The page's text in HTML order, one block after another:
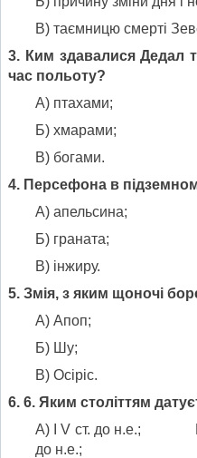
В) таємницю смерті
3. Ким здавалися Дедал
час польоту?
А) птахами;
Б) хмарами;
В) богами.
4. Персефона в
А) апельсина;
Б) граната;
В) інжиру.
5. Змія, з яким щоночі
А) Апоп;
Б) Шу;
В) Осіріс.
6. 6. Яким століттям
А) І V ст. до н.е.;
до н.е.;